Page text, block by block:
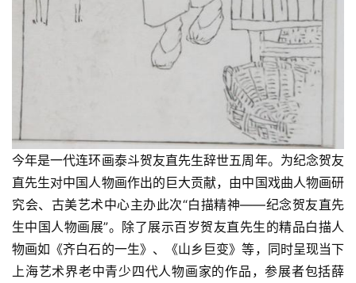
今年是一代连环画泰斗贺友直先生辞世五周年。为纪念贺友
直先生对中国人物画作出的巨大贡献，由中国戏曲人物画研
究会、古美艺术中心主办此次“白描精神——纪念贺友直先
生中国人物画展”。除了展示百岁贺友直先生的精品白描人
物画如《齐白石的一生》、《山乡巨变》等，同时呈现当下
上海艺术界老中青少四代人物画家的作品，参展者包括薛